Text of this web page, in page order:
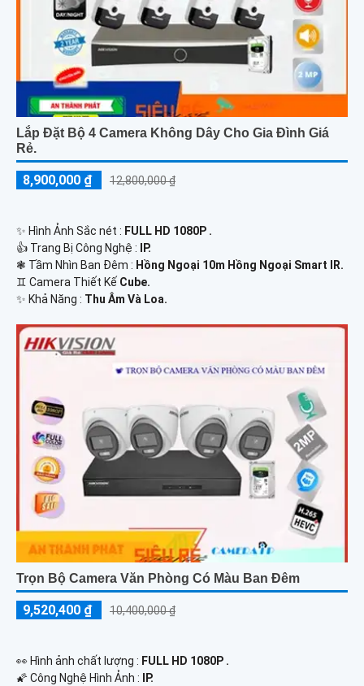
Lắp Đặt Bộ 4 Camera Không Dây Cho Gia Đình Giá
Rẻ.
8,900,000 ₫ 12,800,000 ₫
✨ Hình Ảnh Sắc nét : FULL HD 1080P .
👍 Trang Bị Công Nghệ :
IP.
❃ Tầm Nhìn Ban Đêm : Hồng Ngoại 10m Hồng Ngoại Smart IR.
♊ Camera Thiết Kế Cube.
️✨ Khả Năng : Thu Âm Và Loa.
Trọn Bộ Camera Văn Phòng Có Màu Ban Đêm
9,520,400 ₫ 10,400,000 ₫
️👀 Hình ảnh chất lượng : FULL HD 1080P .
🌠 Công Nghệ Hình Ảnh :
IP.